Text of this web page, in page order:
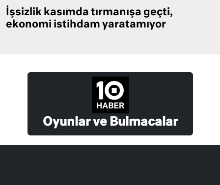
İşsizlik kasımda tırmanışa geçti,
ekonomi istihdam yaratamıyor
Oyunlar ve Bulmacalar